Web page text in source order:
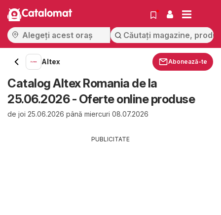
Catalomat
Altex Abonează-te
Catalog Altex Romania de la
25.06.2026 - Oferte online produse
de joi 25.06.2026 până miercuri 08.07.2026
PUBLICITATE